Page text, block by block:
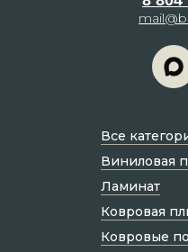
Все
Виниловая
Ламинат
Ковровая
Ковровые